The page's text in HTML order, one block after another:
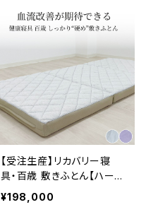
【受注生産】リカバリー寝
具・百歳 敷きふとん【ハー
ド】 8×97×195cm プラウシ
オン®加工
¥198,000